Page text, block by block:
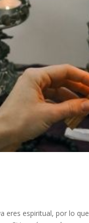
eres espiritual, por lo